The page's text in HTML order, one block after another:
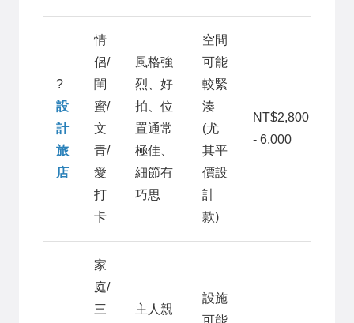
?
設
計
旅
店
情
侶/
閨
蜜/
文
青/
愛
打
卡
風格強
烈、好
拍、位
置通常
極佳、
細節有
巧思
空間
可能
較緊
湊
(尤
其平
價設
計
款)
NT$2,800
- 6,000
家
庭/
三
主人親
設施